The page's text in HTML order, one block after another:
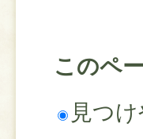
このペ
見つ